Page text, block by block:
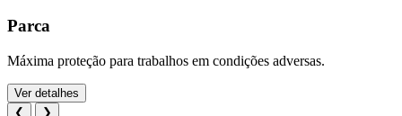
Parca
Máxima proteção para trabalhos em condições adversas.
Ver detalhes
❮
❯